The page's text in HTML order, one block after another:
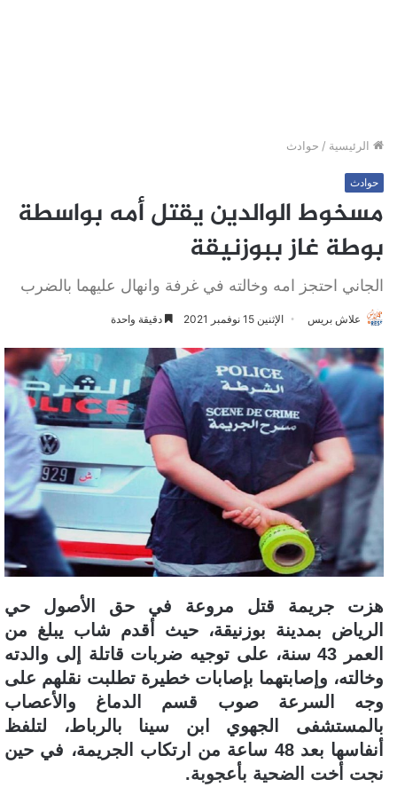
الرئيسية / حوادث
حوادث
مسخوط الوالدين يقتل أمه بواسطة
بوطة غاز ببوزنيقة
الجاني احتجز امه وخالته في غرفة وانهال عليهما بالضرب
علاش بريس الإثنين 15 نوفمبر 2021 دقيقة واحدة
هزت جريمة قتل مروعة في حق الأصول حي
الرياض بمدينة بوزنيقة، حيث أقدم شاب يبلغ من
العمر 43 سنة، على توجيه ضربات قاتلة إلى والدته
وخالته، وإصابتهما بإصابات خطيرة تطلبت نقلهم على
وجه السرعة صوب قسم الدماغ والأعصاب
بالمستشفى الجهوي ابن سينا بالرباط، لتلفظ
أنفاسها بعد 48 ساعة من ارتكاب الجريمة، في حين
نجت أخت الضحية بأعجوبة.